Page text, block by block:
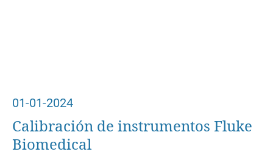
01-01-2024
Calibración de instrumentos Fluke
Biomedical